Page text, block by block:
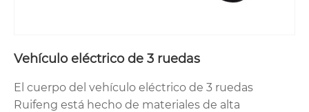
Vehículo eléctrico de 3 ruedas
El cuerpo del vehículo eléctrico de 3 ruedas
Ruifeng está hecho de materiales de alta